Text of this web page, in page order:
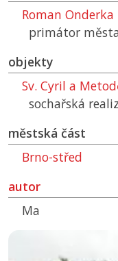
Roman Onderka
primátor
objekty
Sv. Cyril a
sochařská
městská část
Brno-střed
autor
Ma